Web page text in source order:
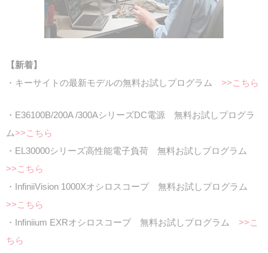
【新着】
・キーサイトの最新モデルの無料お試しプログラム >>こちら
・E36100B/200A /300AシリーズDC電源 無料お試しプログラ
ム>>こちら
・EL30000シリーズ高性能電子負荷 無料お試しプログラム
>>こちら
・InfiniiVision 1000Xオシロスコープ 無料お試しプログラム
>>こちら
・Infiniium EXRオシロスコープ 無料お試しプログラム >>こ
ちら